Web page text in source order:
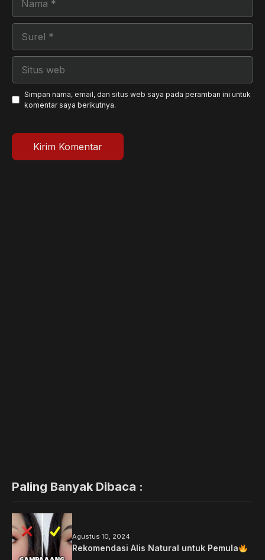
Simpan nama, email, dan situs web saya pada peramban ini untuk
komentar saya berikutnya.
Paling Banyak Dibaca :
Agustus 10, 2024
Rekomendasi Alis Natural untuk Pemula